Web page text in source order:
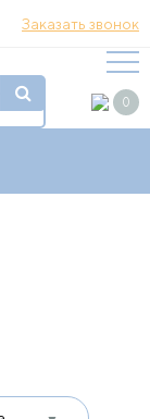
Заказать звонок
0